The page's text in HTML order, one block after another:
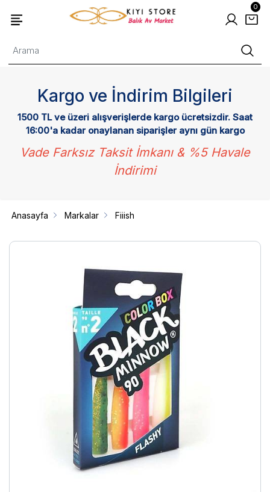
0
Kargo ve İndirim Bilgileri
1500 TL ve üzeri alışverişlerde kargo ücretsizdir. Saat
16:00'a kadar onaylanan siparişler aynı gün kargo
Vade Farksız Taksit İmkanı & %5 Havale
İndirimi
Anasayfa Markalar Fiiish